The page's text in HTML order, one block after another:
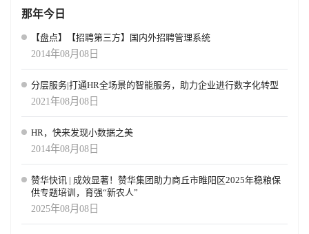
原文链接：inkedIn previews shared InMails, Instant Job Notifications,
and other features coming summer 2019
那年今日
【盘点】【招聘第三方】国内外招聘管理系统
2014年08月08日
分层服务|打通HR全场景的智能服务，助力企业进行数字化转型
2021年08月08日
HR，快来发现小数据之美
2014年08月08日
赞华快讯 | 成效显著！赞华集团助力商丘市睢阳区2025年稳粮保
供专题培训，育强“新农人”
2025年08月08日